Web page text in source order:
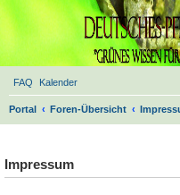
FAQ Kalender
Portal Foren-Übersicht
Impressum